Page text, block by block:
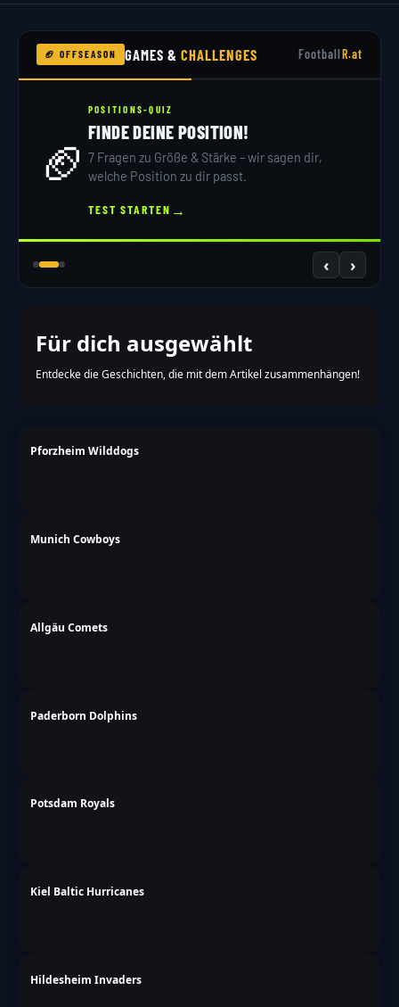
🏈 OFFSEASON GAMES &CHALLENGES FootballR.at
🏈
POSITIONS-QUIZ
FINDE DEINE POSITION!
7 Fragen zu Größe & Stärke – wir sagen dir,
welche Position zu dir passt.
TEST STARTEN →
‹ ›
Für dich ausgewählt
Entdecke die Geschichten, die mit dem Artikel zusammenhängen!
Pforzheim Wilddogs
Munich Cowboys
Allgäu Comets
Paderborn Dolphins
Potsdam Royals
Kiel Baltic Hurricanes
Hildesheim Invaders